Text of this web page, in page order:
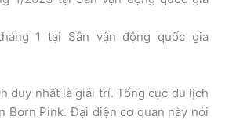
1 tại Sân vận động quốc gia
duy nhất là giải trí. Tổng cục du lịch
Born Pink. Đại diện cơ quan này nói